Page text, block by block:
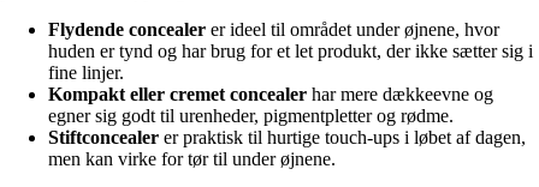
Flydende concealer er ideel til området under øjnene, hvor
huden er tynd og har brug for et let produkt, der ikke sætter sig i
fine linjer.
Kompakt eller cremet concealer har mere dækkeevne og
egner sig godt til urenheder, pigmentpletter og rødme.
Stiftconcealer er praktisk til hurtige touch-ups i løbet af dagen,
men kan virke for tør til under øjnene.